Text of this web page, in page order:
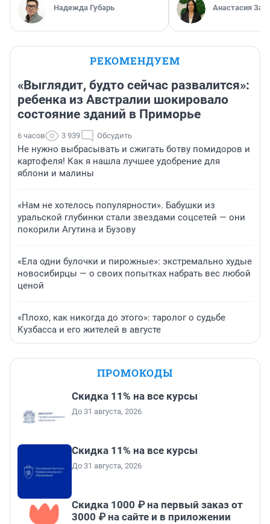
Надежда Губарь Анастасия
РЕКОМЕНДУЕМ
«Выглядит, будто сейчас развалится»:
ребенка из Австралии шокировало
состояние зданий в Приморье
6 часов 3 939 Обсудить
Не нужно выбрасывать и сжигать ботву помидоров и
картофеля! Как я нашла лучшее удобрение для
яблони и малины
«Нам не хотелось популярности». Бабушки из
уральской глубинки стали звездами соцсетей — они
покорили Агутина и Бузову
«Ела одни булочки и пирожные»: экстремально худые
новосибирцы — о своих попытках набрать вес любой
ценой
«Плохо, как никогда до этого»: таролог о судьбе
Кузбасса и его жителей в августе
ПРОМОКОДЫ
Скидка 11% на все курсы
До 31 августа, 2026
Скидка 11% на все курсы
До 31 августа, 2026
Скидка 1000 ₽ на первый заказ от
3000 ₽ на сайте и в приложении